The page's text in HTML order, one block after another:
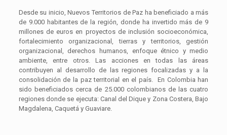
Desde su inicio, Nuevos Territorios de Paz ha beneficiado a más
de 9.000 habitantes de la región, donde ha invertido más de 9
millones de euros en proyectos de inclusión socioeconómica,
fortalecimiento organizacional, tierras y territorios, gestión
organizacional, derechos humanos, enfoque étnico y medio
ambiente, entre otros. Las acciones en todas las áreas
contribuyen al desarrollo de las regiones focalizadas y a la
consolidación de la paz territorial en el país. En Colombia han
sido beneficiados cerca de 25.000 colombianos de las cuatro
regiones donde se ejecuta: Canal del Dique y Zona Costera, Bajo
Magdalena, Caquetá y Guaviare.